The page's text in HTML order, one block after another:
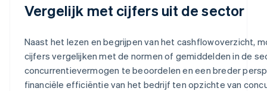
Vergelijk met cijfers uit de sector
Naast het lezen en begrijpen van het cashflowoverzicht,
cijfers vergelijken met de normen of gemiddelden in de
concurrentievermogen te beoordelen en een breder
financiële efficiëntie van het bedrijf ten opzichte van